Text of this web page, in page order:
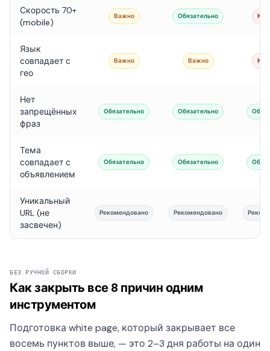
Скорость 70+
(mobile)
Важно Обязательно
Язык
совпадает с
гео
Важно Важно
Нет
запрещённых
фраз
Обязательно Обязательно
Тема
совпадает с
объявлением
Обязательно Обязательно
Уникальный
URL (не
засвечен)
Рекомендовано Рекомендовано
БЕЗ РУЧНОЙ СБОРКИ
Как закрыть все 8 причин одним
инструментом
Подготовка white page, который закрывает все
восемь пунктов выше, — это 2–3 дня работы на один